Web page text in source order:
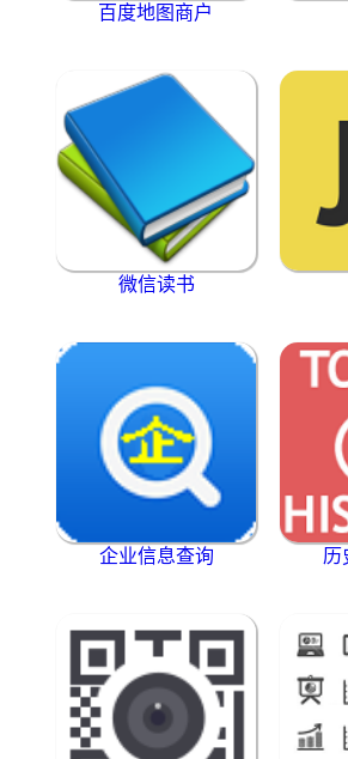
百度地图商户
微信读书
企业信息查询 历